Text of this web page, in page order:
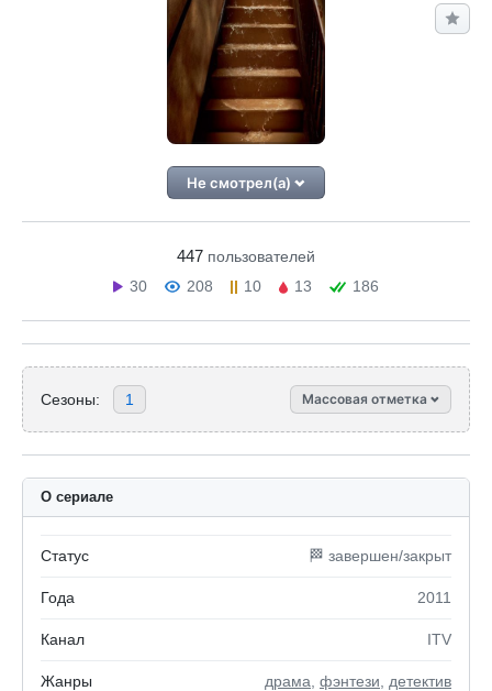
Не смотрел(а)
447 пользователей
30
208 10 13 186
Сезоны: 1 Массовая отметка
О сериале
Статус 🏁 завершен/закрыт
Года 2011
Канал ITV
Жанры драма фэнтези детектив